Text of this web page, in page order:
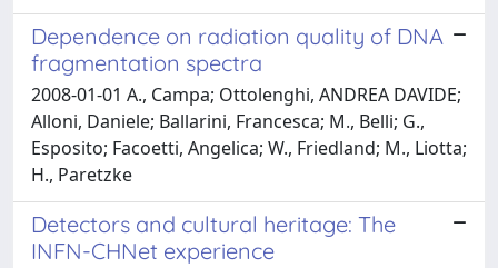
Dependence on radiation quality of DNA
fragmentation spectra
2008-01-01 A., Campa; Ottolenghi, ANDREA DAVIDE;
Alloni, Daniele; Ballarini, Francesca; M., Belli; G.,
Esposito; Facoetti, Angelica; W., Friedland; M., Liotta;
H., Paretzke
Detectors and cultural heritage: The
INFN-CHNet experience